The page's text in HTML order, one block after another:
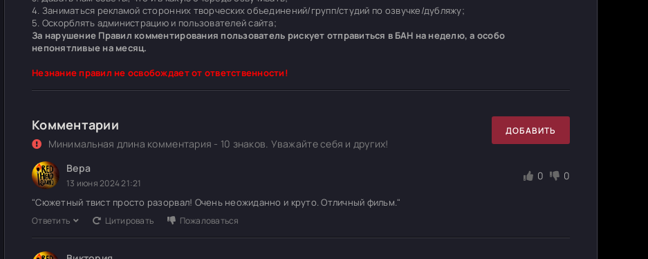
4. Заниматься рекламой сторонних творческих объединений/групп/студий по озвучке/дубляжу;
5. Оскорблять администрацию и пользователей сайта;
За нарушение Правил комментирования пользователь рискует отправиться в БАН на неделю, а особо
непонятливые на месяц.
Незнание правил не освобождает от ответственности!
Комментарии
Минимальная длина комментария - 10 знаков. Уважайте себя и других!
ДОБАВИТЬ
Вера
13 июня 2024 21:21
0 0
"Сюжетный твист просто разорвал! Очень неожиданно и круто. Отличный фильм."
Ответить Цитировать Пожаловаться